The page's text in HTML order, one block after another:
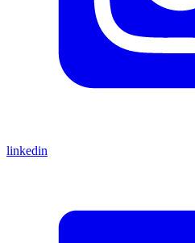
linkedin